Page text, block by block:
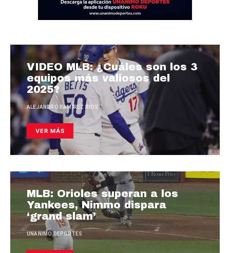
VIDEO MLB: ¿Cuáles son los 3
equipos más valiosos del
2025?
ALEJANDRO RAMÍREZ RIOS
VER MÁS
MLB: Orioles superan a los
Yankees, Nimmo dispara
‘grand slam’
UNANIMO DEPORTES